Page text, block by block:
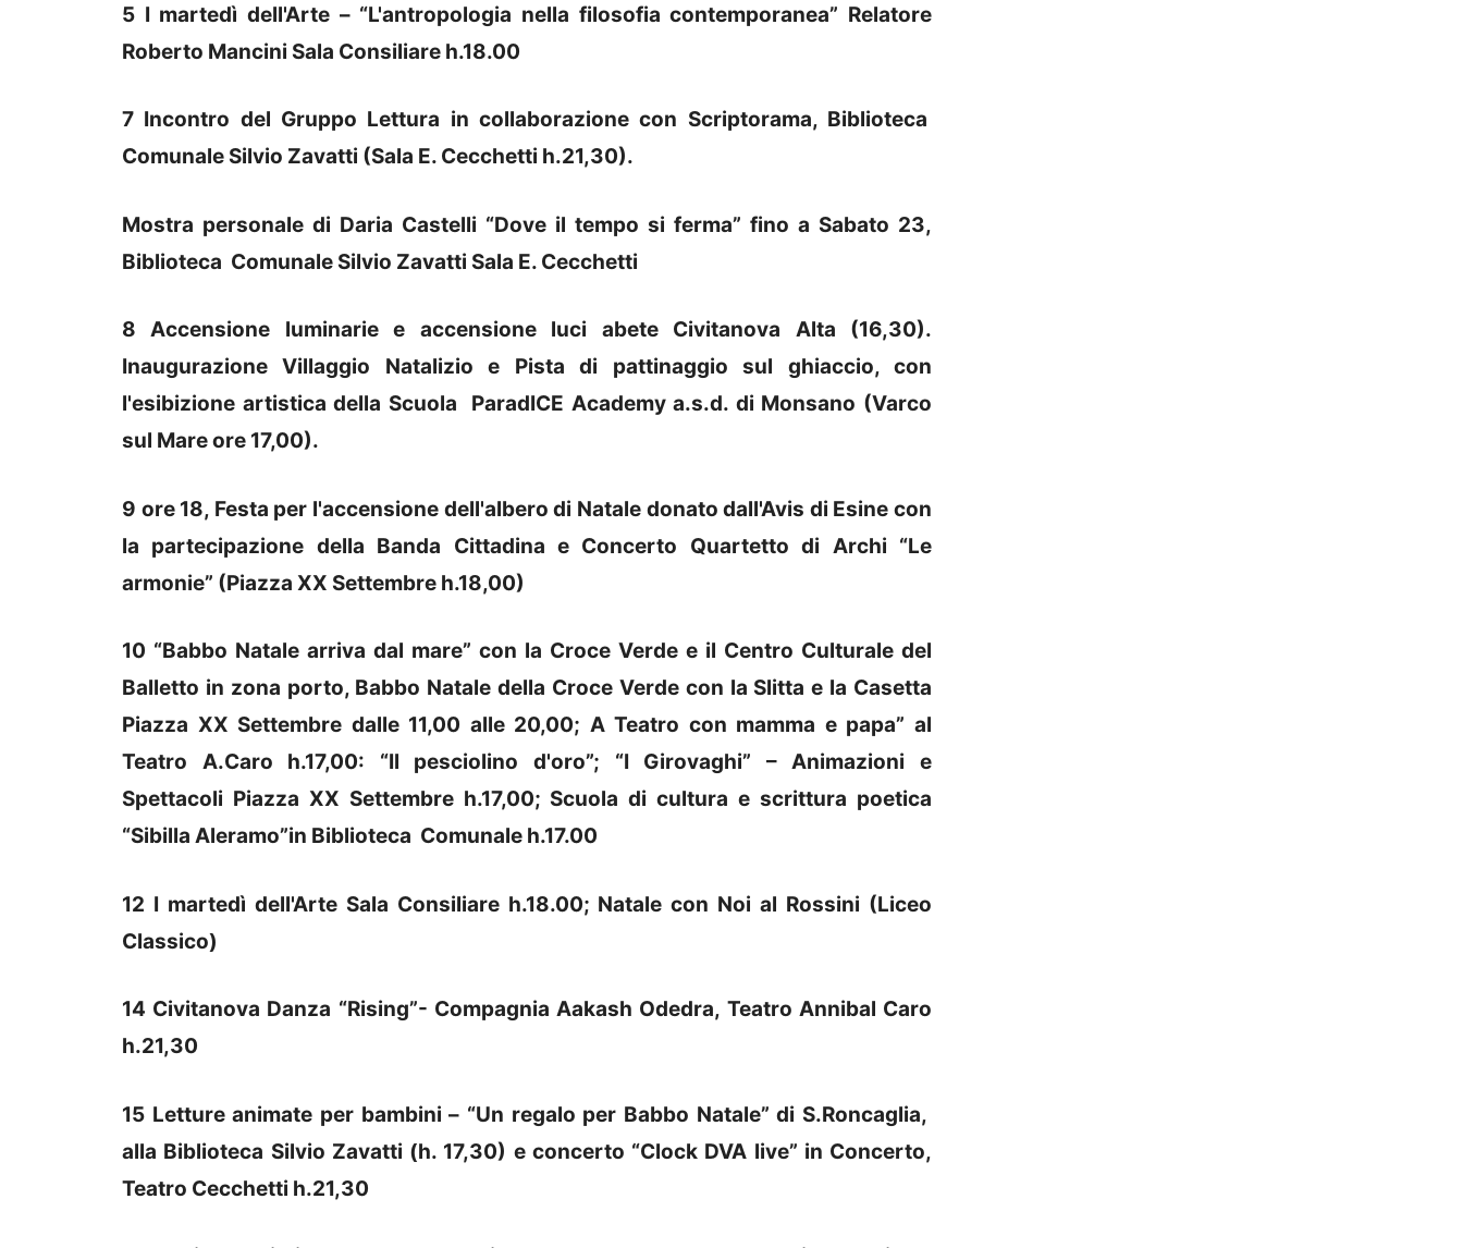
5 I martedì dell'Arte – “L'antropologia nella filosofia contemporanea” Relatore
Roberto Mancini Sala Consiliare h.18.00
7 Incontro del Gruppo Lettura in collaborazione con Scriptorama, Biblioteca
Comunale Silvio Zavatti (Sala E. Cecchetti h.21,30).
Mostra personale di Daria Castelli “Dove il tempo si ferma” fino a Sabato 23,
Biblioteca Comunale Silvio Zavatti Sala E. Cecchetti
8 Accensione luminarie e accensione luci abete Civitanova Alta (16,30).
Inaugurazione Villaggio Natalizio e Pista di pattinaggio sul ghiaccio, con
l'esibizione artistica della Scuola ParadICE Academy a.s.d. di Monsano (Varco
sul Mare ore 17,00).
9 ore 18, Festa per l'accensione dell'albero di Natale donato dall'Avis di Esine con
la partecipazione della Banda Cittadina e Concerto Quartetto di Archi “Le
armonie” (Piazza XX Settembre h.18,00)
10 “Babbo Natale arriva dal mare” con la Croce Verde e il Centro Culturale del
Balletto in zona porto, Babbo Natale della Croce Verde con la Slitta e la Casetta
Piazza XX Settembre dalle 11,00 alle 20,00; A Teatro con mamma e papa” al
Teatro A.Caro h.17,00: “Il pesciolino d'oro”; “I Girovaghi” – Animazioni e
Spettacoli Piazza XX Settembre h.17,00; Scuola di cultura e scrittura poetica
“Sibilla Aleramo”in Biblioteca Comunale h.17.00
12 I martedì dell'Arte Sala Consiliare h.18.00; Natale con Noi al Rossini (Liceo
Classico)
14 Civitanova Danza “Rising”- Compagnia Aakash Odedra, Teatro Annibal Caro
h.21,30
15 Letture animate per bambini – “Un regalo per Babbo Natale” di S.Roncaglia,
alla Biblioteca Silvio Zavatti (h. 17,30) e concerto “Clock DVA live” in Concerto,
Teatro Cecchetti h.21,30